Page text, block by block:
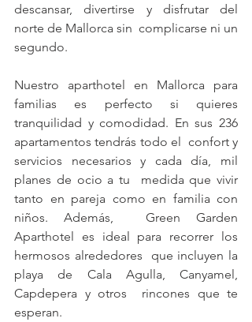
descansar, divertirse y disfrutar del
norte de Mallorca sin  complicarse ni un
segundo.
Nuestro aparthotel en Mallorca para
familias es perfecto si quieres
tranquilidad y comodidad. En sus 236
apartamentos tendrás todo el  confort y
servicios necesarios y cada día, mil
planes de ocio a tu  medida que vivir
tanto en pareja como en familia con
niños. Además,  Green Garden
Aparthotel es ideal para recorrer los
hermosos alrededores  que incluyen la
playa de Cala Agulla, Canyamel,
Capdepera y otros  rincones que te
esperan.